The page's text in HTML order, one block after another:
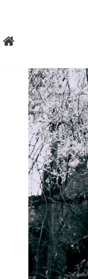
Wargods
Press
Assessoria
Conteúdos